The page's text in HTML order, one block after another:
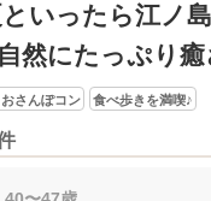
いったら江ノ
然にたっぷり
さんぽコン 食べ歩きを満喫♪